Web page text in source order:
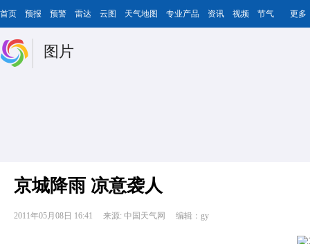
首页 预报 预警 雷达 云图 天气地图 专业产品 资讯 视频 节气 更多
图片
京城降雨 凉意袭人
2011年05月08日 16:41 来源: 中国天气网 编辑：gy